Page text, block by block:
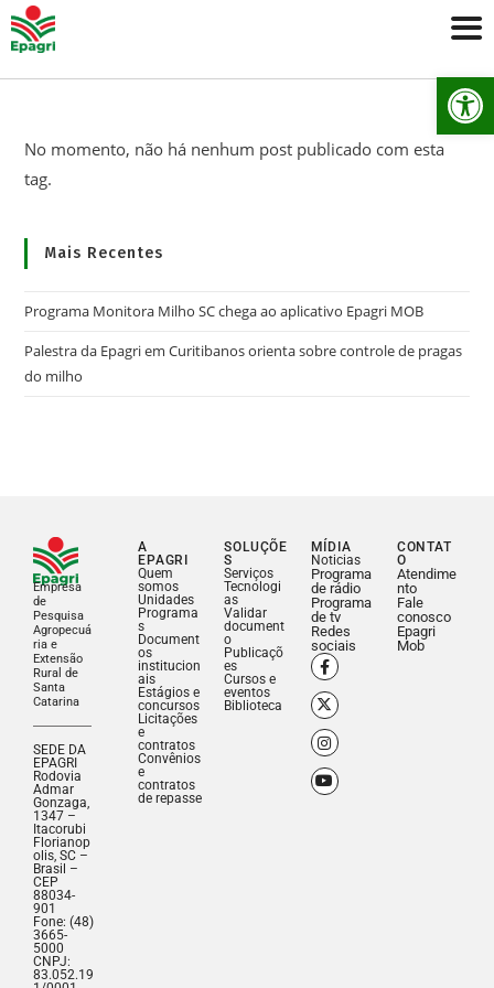
No momento, não há nenhum post publicado com esta
tag.
Mais Recentes
Programa Monitora Milho SC chega ao aplicativo Epagri MOB
Palestra da Epagri em Curitibanos orienta sobre controle de pragas
do milho
Empresa
de
Pesquisa
Agropecuá
ria e
Extensão
Rural de
Santa
Catarina
SEDE DA
EPAGRI
Rodovia
Admar
Gonzaga,
1347 –
Itacorubi
Florianop
olis, SC –
Brasil –
CEP
88034-
901
Fone: (48)
3665-
5000
CNPJ:
83.052.19
A
EPAGRI
Quem
somos
Unidades
Programa
s
Document
os
institucion
ais
Estágios e
concursos
Licitações
e
contratos
Convênios
e
contratos
de repasse
SOLUÇÕE
S
Serviços
Tecnologi
as
Validar
document
o
Publicaçõ
es
Cursos e
eventos
Biblioteca
MÍDIA
Noticias
Programa
de rádio
Programa
de tv
Redes
sociais
CONTAT
O
Atendime
nto
Fale
conosco
Epagri
Mob